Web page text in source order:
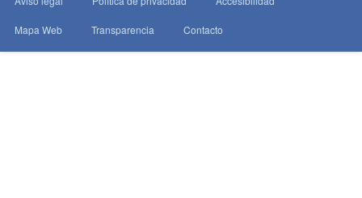
Mapa Web Transparencia Contacto